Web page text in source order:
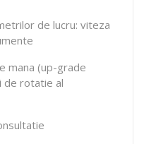
de lucru: viteza
mana (up-grade
de rotatie al